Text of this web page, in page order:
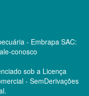
- Embrapa SAC:
conosco
sob a Licença
- SemDerivações